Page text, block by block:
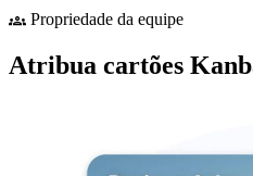
groups Propriedade da equipe
Atribua cartões